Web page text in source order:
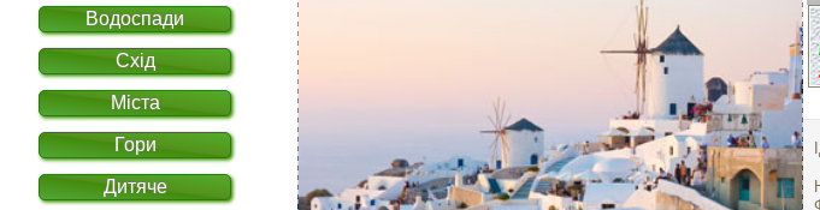
Водоспади
Схід
Міста
Гори
Дитяче